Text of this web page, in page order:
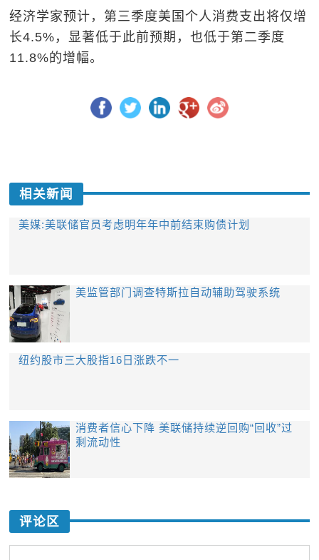
经济学家预计，第三季度美国个人消费支出将仅增
长4.5%，显著低于此前预期，也低于第二季度
11.8%的增幅。
相关新闻
美媒:美联储官员考虑明年年中前结束购债计划
美监管部门调查特斯拉自动辅助驾驶系统
纽约股市三大股指16日涨跌不一
消费者信心下降 美联储持续逆回购“回收”过
剩流动性
评论区